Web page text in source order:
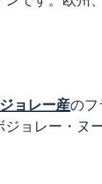
ョレー産のフ
ョレー・ヌ